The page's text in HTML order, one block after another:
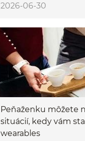
2026-06-30
Peňaženku môžete
situácií, kedy vám
wearables